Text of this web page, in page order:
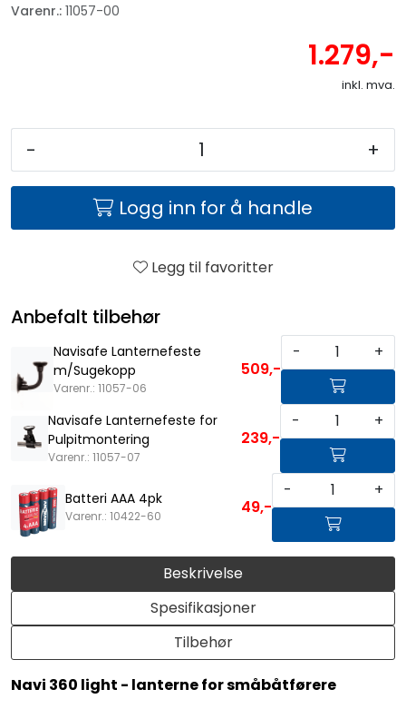
Beskrivelse
Spesifikasjoner
Tilbehør
Navi 360 light - lanterne for småbåtførere
Varenr.: 11057-00
1.279,-
inkl. mva.
- +
Logg inn for å handle
Legg til favoritter
Anbefalt tilbehør
Navisafe Lanternefeste
m/Sugekopp
Varenr.: 11057-06
509,-
- +
Navisafe Lanternefeste for
Pulpitmontering
Varenr.: 11057-07
239,-
- +
Batteri AAA 4pk
Varenr.: 10422-60 49,-
- +